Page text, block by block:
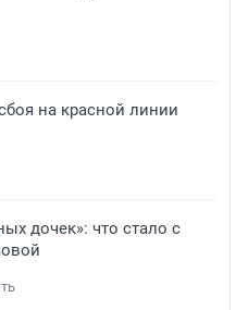
на красной линии
дочек»: что стало с